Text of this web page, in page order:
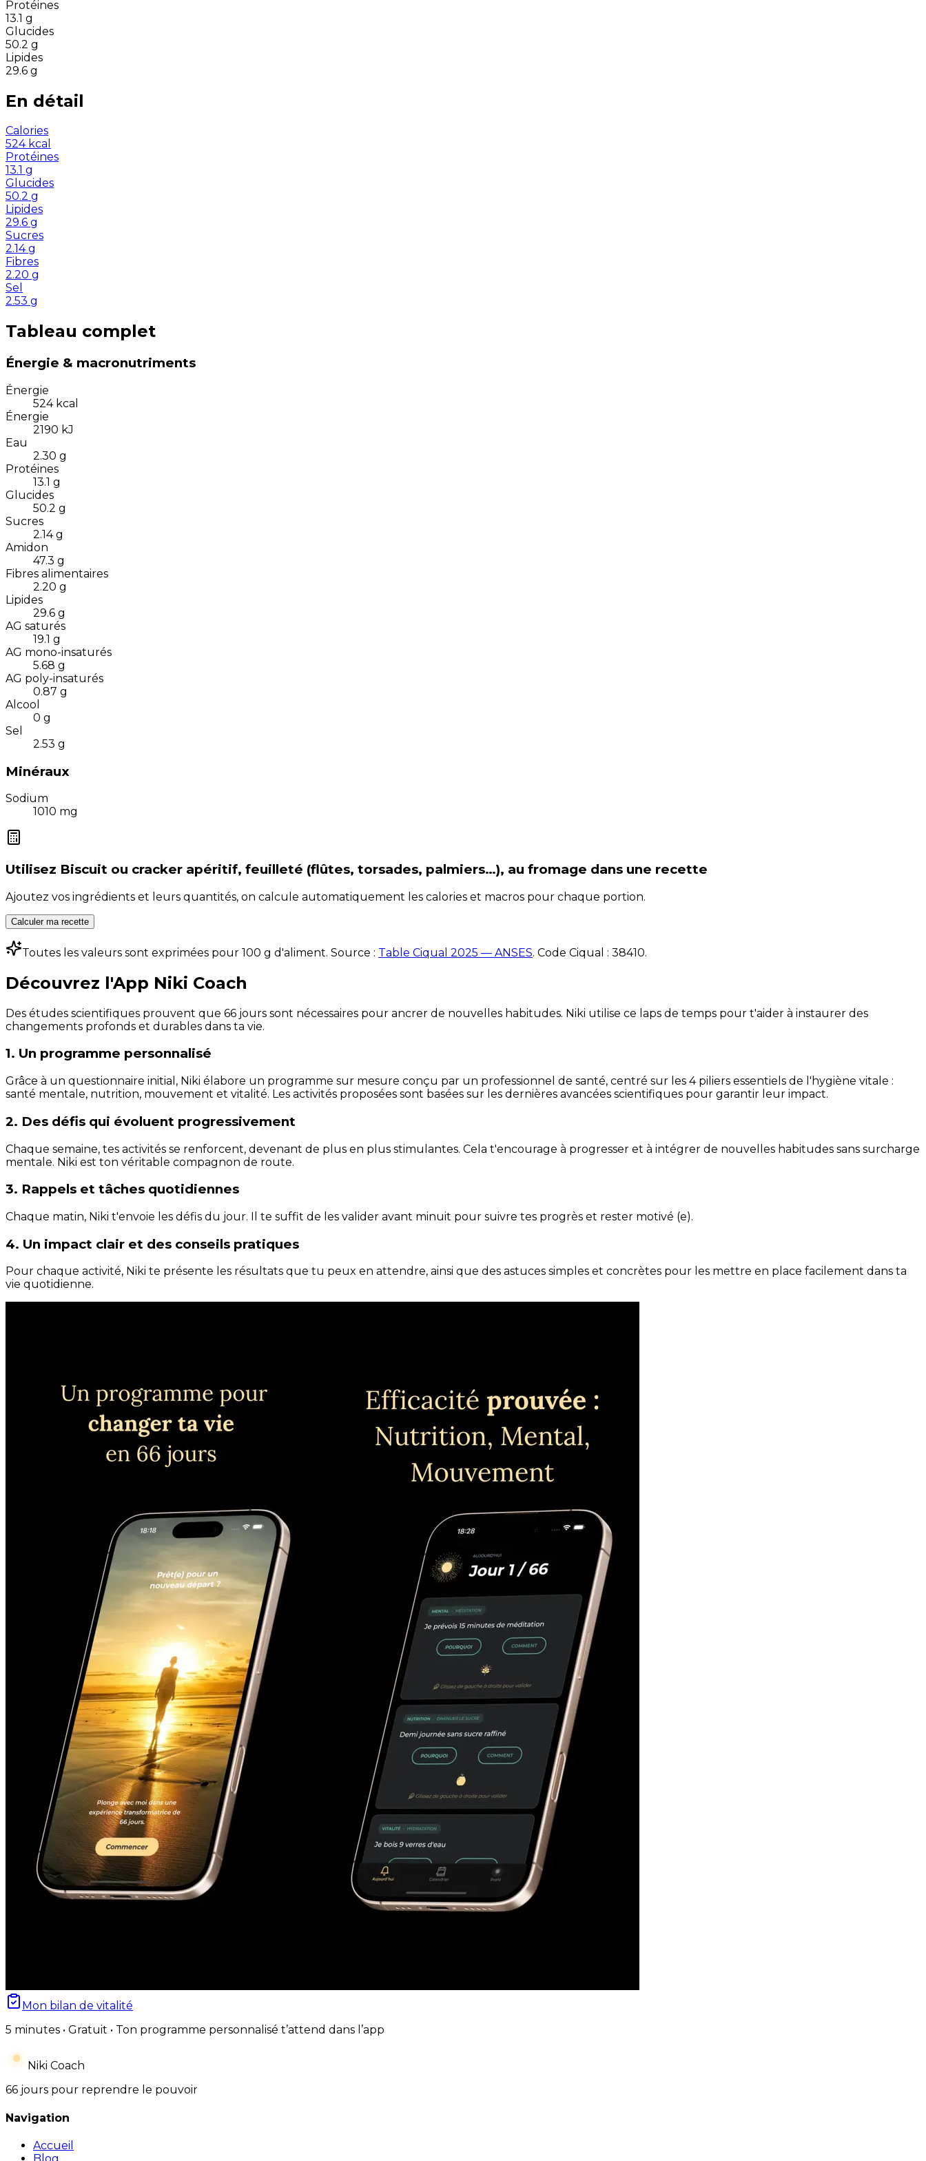
Protéines
13.1 g
Glucides
50.2 g
Lipides
29.6 g
En détail
Calories
524 kcal
Protéines
13.1 g
Glucides
50.2 g
Lipides
29.6 g
Sucres
2.14 g
Fibres
2.20 g
Sel
2.53 g
Tableau complet
Énergie & macronutriments
Énergie
524 kcal
Énergie
2190 kJ
Eau
2.30 g
Protéines
13.1 g
Glucides
50.2 g
Sucres
2.14 g
Amidon
47.3 g
Fibres alimentaires
2.20 g
Lipides
29.6 g
AG saturés
19.1 g
AG mono-insaturés
5.68 g
AG poly-insaturés
0.87 g
Alcool
0 g
Sel
2.53 g
Minéraux
Sodium
1010 mg
Utilisez Biscuit ou cracker apéritif, feuilleté (flûtes, torsades, palmiers…), au fromage dans une recette
Ajoutez vos ingrédients et leurs quantités, on calcule automatiquement les calories et macros pour chaque portion.
Calculer ma recette
Toutes les valeurs sont exprimées pour 100 g d'aliment. Source : Table Ciqual 2025 — ANSES. Code Ciqual : 38410.
Découvrez l'App Niki Coach
Des études scientifiques prouvent que 66 jours sont nécessaires pour ancrer de nouvelles habitudes. Niki utilise ce laps de temps pour t'aider à instaurer des
changements profonds et durables dans ta vie.
1. Un programme personnalisé
Grâce à un questionnaire initial, Niki élabore un programme sur mesure conçu par un professionnel de santé, centré sur les 4 piliers essentiels de l'hygiène vitale :
santé mentale, nutrition, mouvement et vitalité. Les activités proposées sont basées sur les dernières avancées scientifiques pour garantir leur impact.
2. Des défis qui évoluent progressivement
Chaque semaine, tes activités se renforcent, devenant de plus en plus stimulantes. Cela t'encourage à progresser et à intégrer de nouvelles habitudes sans surcharge
mentale. Niki est ton véritable compagnon de route.
3. Rappels et tâches quotidiennes
Chaque matin, Niki t'envoie les défis du jour. Il te suffit de les valider avant minuit pour suivre tes progrès et rester motivé (e).
4. Un impact clair et des conseils pratiques
Pour chaque activité, Niki te présente les résultats que tu peux en attendre, ainsi que des astuces simples et concrètes pour les mettre en place facilement dans ta
vie quotidienne.
Mon bilan de vitalité
5 minutes • Gratuit • Ton programme personnalisé t’attend dans l’app
Niki Coach
66 jours pour reprendre le pouvoir
Navigation
Accueil